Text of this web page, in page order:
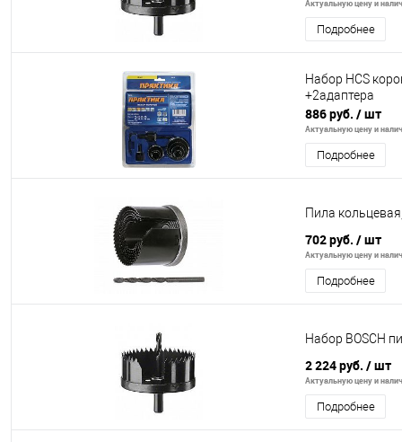
Актуальную цену и
Подробнее
Набор HCS
+2адаптера
886 руб. / шт
Актуальную цену и
Подробнее
Пила
702 руб. / шт
Актуальную цену и
Подробнее
Набор BOSCH
2 224 руб. / шт
Актуальную цену и
Подробнее